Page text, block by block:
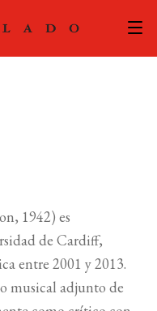
el
menú
RIGHTS
1942) es
de Cardiff,
entre 2001 y 2013.
musical adjunto de